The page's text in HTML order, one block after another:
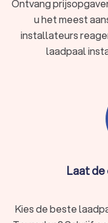
Bij Trustlocal.be
laadpaalinstallateurs
vakmanschap en
mogelijkheid om
vragen bij installateurs
netwerk van
elektrische
Ontvang
u het meest
installateurs
laadpaal
Laat
Kies de beste